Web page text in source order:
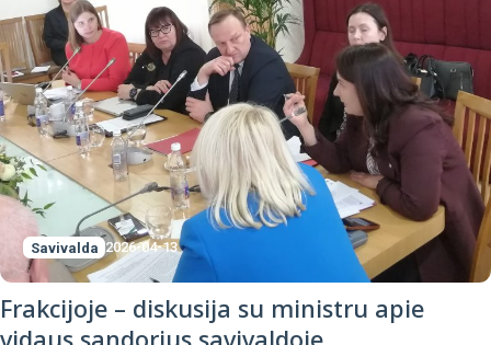
Savivalda 2026-04-13
Frakcijoje – diskusija su ministru apie